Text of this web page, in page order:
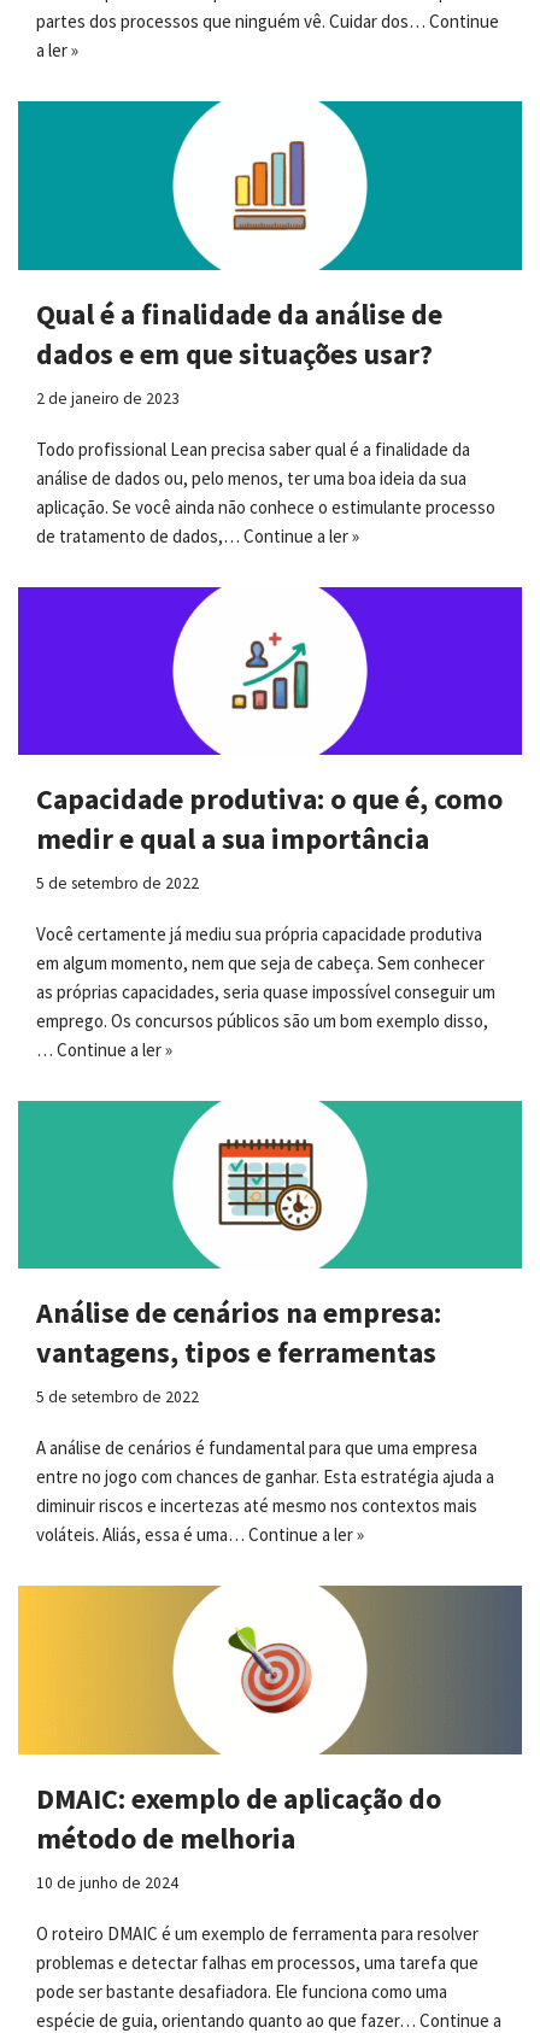
partes dos processos que ninguém vê. Cuidar dos… Continue
a ler »
Qual é a finalidade da análise de
dados e em que situações usar?
2 de janeiro de 2023
Todo profissional Lean precisa saber qual é a finalidade da
análise de dados ou, pelo menos, ter uma boa ideia da sua
aplicação. Se você ainda não conhece o estimulante processo
de tratamento de dados,… Continue a ler »
Capacidade produtiva: o que é, como
medir e qual a sua importância
5 de setembro de 2022
Você certamente já mediu sua própria capacidade produtiva
em algum momento, nem que seja de cabeça. Sem conhecer
as próprias capacidades, seria quase impossível conseguir um
emprego. Os concursos públicos são um bom exemplo disso,
… Continue a ler »
Análise de cenários na empresa:
vantagens, tipos e ferramentas
5 de setembro de 2022
A análise de cenários é fundamental para que uma empresa
entre no jogo com chances de ganhar. Esta estratégia ajuda a
diminuir riscos e incertezas até mesmo nos contextos mais
voláteis. Aliás, essa é uma… Continue a ler »
DMAIC: exemplo de aplicação do
método de melhoria
10 de junho de 2024
O roteiro DMAIC é um exemplo de ferramenta para resolver
problemas e detectar falhas em processos, uma tarefa que
pode ser bastante desafiadora. Ele funciona como uma
espécie de guia, orientando quanto ao que fazer… Continue a